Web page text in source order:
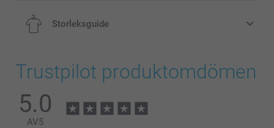
Storleksguide
Trustpilot produktomdömen
5.0
AV5